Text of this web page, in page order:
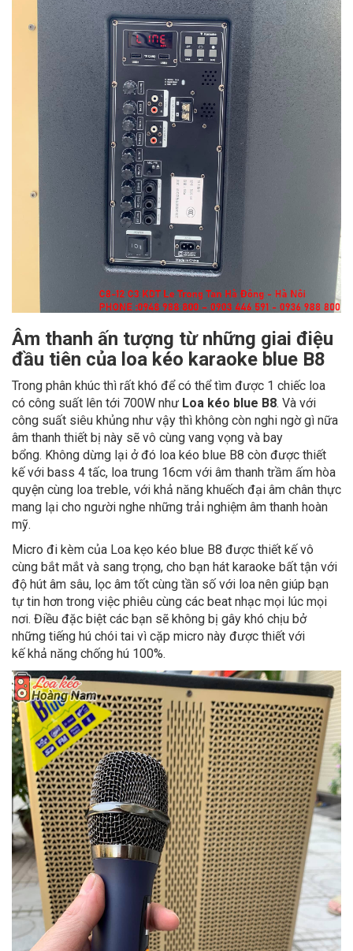
Âm thanh ấn tượng từ những giai điệu
đầu tiên của loa kéo karaoke blue B8
Trong phân khúc thì rất khó để có thể tìm được 1 chiếc loa
có công suất lên tới 700W như Loa kéo blue B8. Và với
công suất siêu khủng như vậy thì không còn nghi ngờ gì nữa
âm thanh thiết bị này sẽ vô cùng vang vọng và bay
bổng. Không dừng lại ở đó loa kéo blue B8 còn được thiết
kế với bass 4 tấc, loa trung 16cm với âm thanh trầm ấm hòa
quyện cùng loa treble, với khả năng khuếch đại âm chân thực
mang lại cho người nghe những trải nghiệm âm thanh hoàn
mỹ.
Micro đi kèm của Loa kẹo kéo blue B8 được thiết kế vô
cùng bắt mắt và sang trọng, cho bạn hát karaoke bất tận với
độ hút âm sâu, lọc âm tốt cùng tần số với loa nên giúp bạn
tự tin hơn trong việc phiêu cùng các beat nhạc mọi lúc mọi
nơi. Điều đặc biệt các bạn sẽ không bị gây khó chịu bở
những tiếng hú chói tai vì cặp micro này được thiết với
kế khả năng chống hú 100%.